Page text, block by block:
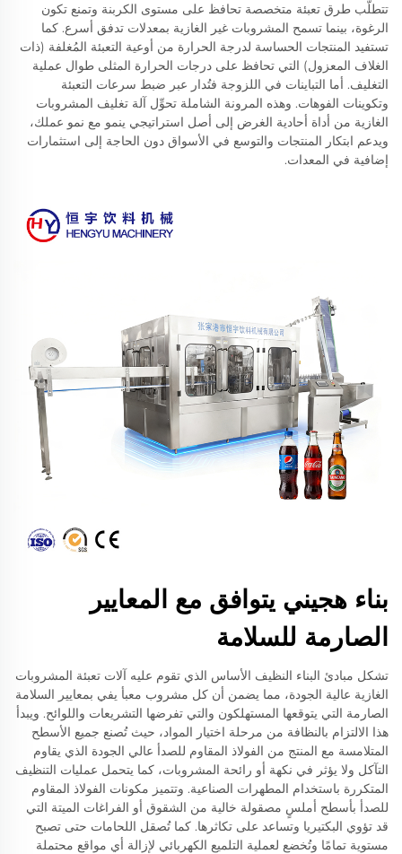
تتطلَّب طرق تعبئة متخصصة تحافظ على مستوى الكربنة وتمنع تكون
الرغوة، بينما تسمح المشروبات غير الغازية بمعدلات تدفق أسرع. كما
تستفيد المنتجات الحساسة لدرجة الحرارة من أوعية التعبئة المُغلفة (ذات
الغلاف المعزول) التي تحافظ على درجات الحرارة المثلى طوال عملية
التغليف. أما التباينات في اللزوجة فتُدار عبر ضبط سرعات التعبئة
وتكوينات الفوهات. وهذه المرونة الشاملة تحوِّل آلة تغليف المشروبات
الغازية من أداة أحادية الغرض إلى أصل استراتيجي ينمو مع نمو عملك،
ويدعم ابتكار المنتجات والتوسع في الأسواق دون الحاجة إلى استثمارات
إضافية في المعدات.
بناء هجيني يتوافق مع المعايير
الصارمة للسلامة
تشكل مبادئ البناء النظيف الأساس الذي تقوم عليه آلات تعبئة المشروبات
الغازية عالية الجودة، مما يضمن أن كل مشروب معبأ يفي بمعايير السلامة
الصارمة التي يتوقعها المستهلكون والتي تفرضها التشريعات واللوائح. ويبدأ
هذا الالتزام بالنظافة من مرحلة اختيار المواد، حيث تُصنع جميع الأسطح
المتلامسة مع المنتج من الفولاذ المقاوم للصدأ عالي الجودة الذي يقاوم
التآكل ولا يؤثر في نكهة أو رائحة المشروبات، كما يتحمل عمليات التنظيف
المتكررة باستخدام المطهرات الصناعية. وتتميز مكونات الفولاذ المقاوم
للصدأ بأسطح أملسٍ مصقولة خالية من الشقوق أو الفراغات الميتة التي
قد تؤوي البكتيريا وتساعد على تكاثرها. كما تُصقل اللحامات حتى تصبح
مستوية تمامًا وتُخضع لعملية التلميع الكهربائي لإزالة أي مواقع محتملة